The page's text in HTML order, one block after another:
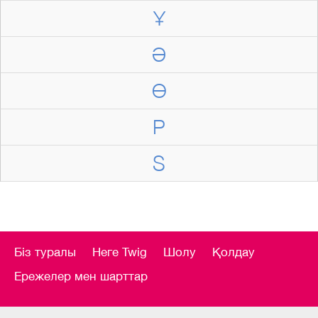
Ұ
Ә
Ө
P
S
Біз туралы Неге Twig Шолу
Қолдау
Ережелер мен шарттар